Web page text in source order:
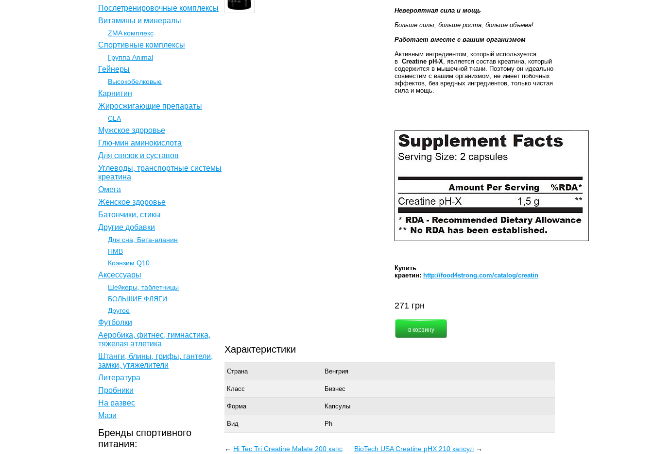
Невероятная сила и мощь
Больше силы, больше роста, больше объема!
Работает вместе с вашим организмом
Активным ингредиентом, который используется
в Creatine pH-X, является состав креатина, который
содержится в мышечной ткани. Поэтому он идеально
совместим с вашим организмом, не имеет побочных
эффектов, без вредных ингредиентов, только чистая
сила и мощь.
Купить
краетин: http://food4strong.com/catalog/creatin
271 грн
Характеристики
Страна Венгрия
Класс Бизнес
Форма Капсулы
Вид Ph
← Hi Tec Tri Creatine Malate 200 капс BioTech USA Creatine pHX 210 капсул →
Послетренировочные комплексы
Витамины и минералы
ZMA комплекс
Спортивные комплексы
Группа Animal
Гейнеры
Высокобелковые
Карнитин
Жиросжигающие препараты
CLA
Мужское здоровье
Глю-мин аминокислота
Для связок и суставов
Углеводы, транспортные системы
креатина
Омега
Женское здоровье
Батончики, стикы
Другие добавки
Для сна, Бета-аланин
НМВ
Коэнзим Q10
Аксессуары
Шейкеры, таблетницы
БОЛЬШИЕ ФЛЯГИ
Другое
Футболки
Аеробика, фитнес, гимнастика,
тяжелая атлетика
Штанги, блины, грифы, гантели,
замки, утяжелители
Литература
Пробники
На развес
Мази
Бренды спортивного
питания: